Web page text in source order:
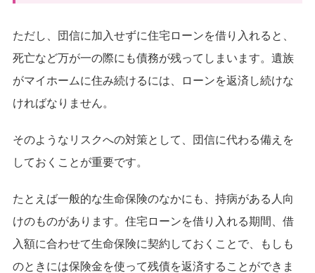
ただし、団信に加入せずに住宅ローンを借り入れると、
死亡など万が一の際にも債務が残ってしまいます。遺族
がマイホームに住み続けるには、ローンを返済し続けな
ければなりません。
そのようなリスクへの対策として、団信に代わる備えを
しておくことが重要です。
たとえば一般的な生命保険のなかにも、持病がある人向
けのものがあります。住宅ローンを借り入れる期間、借
入額に合わせて生命保険に契約しておくことで、もしも
のときには保険金を使って残債を返済することができま